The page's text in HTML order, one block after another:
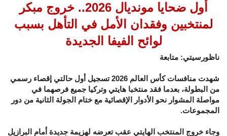
أول ضحايا مونديال 2026.. خروج مبكر
لمنتخبين وفقدان الأمل في التأهل بسبب
لوائح الفيفا الجديدة
ناظورسيتي: متابعة
شهدت منافسات كأس العالم 2026 تسجيل أول حالتي إقصاء رسمي
من البطولة، بعدما فقد منتخبا هايتي وتركيا جميع فرصهما في
مواصلة المشوار نحو الأدوار الإقصائية مع ختام الجولة الثانية من دور
المجموعات.
وجاء خروج المنتخب الهايتي عقب تعرضه لهزيمة جديدة أمام البرازيل